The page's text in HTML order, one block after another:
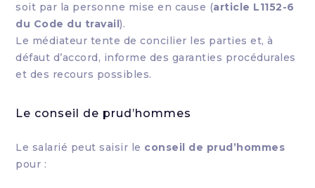
soit par la personne mise en cause (article L1152-6
du Code du travail).
Le médiateur tente de concilier les parties et, à
défaut d’accord, informe des garanties procédurales
et des recours possibles.
Le conseil de prud’hommes
Le salarié peut saisir le conseil de prud’hommes
pour :